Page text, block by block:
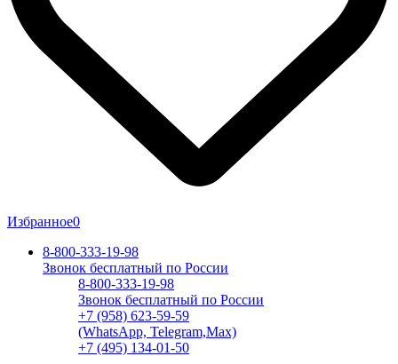
Избранное0
8-800-333-19-98
Звонок бесплатный по России
8-800-333-19-98
Звонок бесплатный по России
+7 (958) 623-59-59
(WhatsApp, Telegram,Max)
+7 (495) 134-01-50